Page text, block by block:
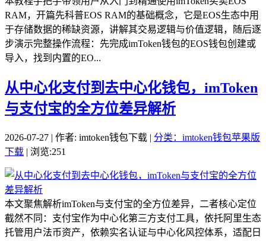
RAM，开篇先科普EOS RAM的基础概念，它是EOS生态中用
于存储数据的稀缺资源，讲解其交易逻辑与价值逻辑，随后逐
步演示完整操作流程：先完成imToken钱包的EOS钱包创建或
导入，找到内置的EO...
从中心化支付到去中心化钱包，imToken
与支付宝的全方位差异解析
2026-07-27 | 作者: imtoken钱包下载 | 分类：imtoken钱包苹果版
下载 | 浏览:251
本文聚焦解析imToken与支付宝的全方位差异，二者核心定位
截然不同：支付宝作为中心化第三方支付工具，依托阿里生态
托管用户法币资产，依赖实名认证与中心化风控体系，适配日